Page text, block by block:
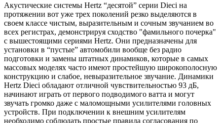
Акустические системы Hertz “десятой” серии Dieci на
протяжении вот уже трех поколений резко выделяются в
своем классе чистым, выразительным и сочным звучанием во
всех регистрах, демонстрируя сходство "фамильного почерка"
с вышестоящими сериями Hertz. Они предназначены для
установки в “пустые” автомобили вообще без радио
подготовки и замены штатных динамиков, которые в самых
массовых моделях часто имеют простейшую широкополосную
конструкцию и слабое, невыразительное звучание. Динамики
Hertz Dieci обладают отличной чувствительностью 93 дБ,
начинают играть от первого подводимого ватта и могут
звучать громко даже с маломощными усилителями головных
устройств. При подключении к внешним усилителям
необходимо соблюдать простые правила согласования по